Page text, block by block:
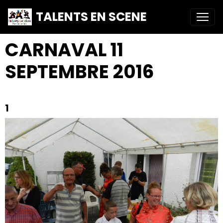
TALENTS EN SCENE
CARNAVAL 11
SEPTEMBRE 2016
1